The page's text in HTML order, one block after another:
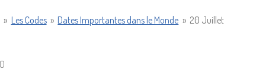
» Les Codes » Dates Importantes dans le Monde » 20 Juillet